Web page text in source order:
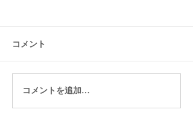
マレーシアでのプチ移住
にかかる食費はどれぐら
コメント
コメントを追加…